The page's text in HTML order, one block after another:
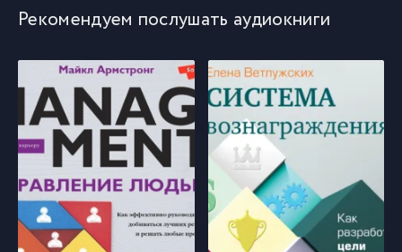
Рекомендуем послушать аудиокниги